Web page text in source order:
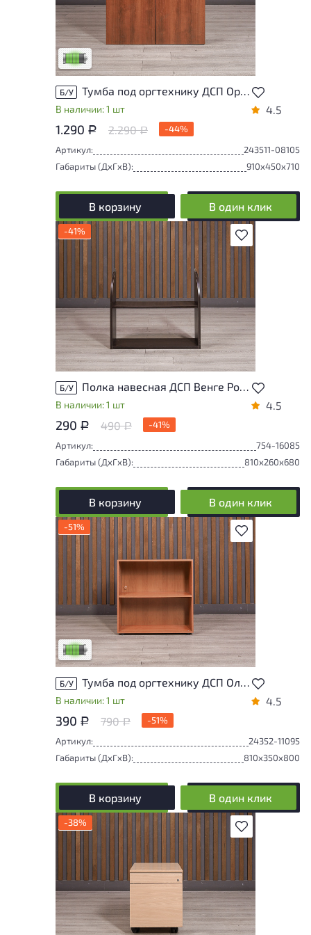
У товара присутствуют незначительные
следы эксплуатации, не влияющие на
удобство его использования
Низкая степень износа
Б/У
В наличии: 1 шт 4.5
1.290 Р 2.290Р
-44%
Артикул:
243511-08105
Габариты (ДxГxВ):
910x450x710
В корзину В один клик
В избранное
-41%
Б/У
В наличии: 1 шт 4.5
290 Р 490Р
-41%
Артикул:
754-16085
Габариты (ДxГxВ):
810x260x680
В корзину В один клик
В избранное
-51%
У товара присутствуют незначительные
следы эксплуатации, не влияющие на
удобство его использования
Низкая степень износа
Б/У
В наличии: 1 шт 4.5
390 Р 790Р
-51%
Артикул:
24352-11095
Габариты (ДxГxВ):
810x350x800
В корзину В один клик
В избранное
-38%
У товара присутствуют незначительные
следы эксплуатации, не влияющие на
удобство его использования